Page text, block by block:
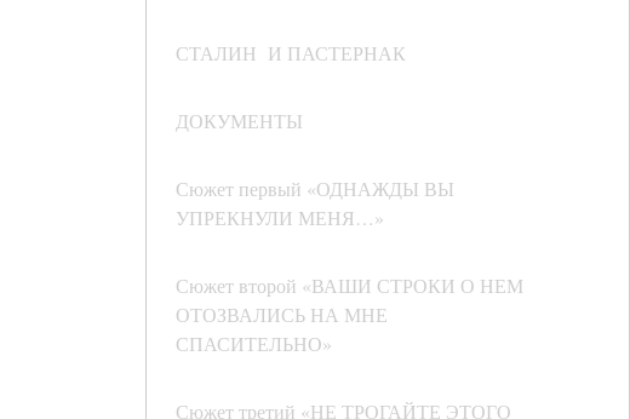
СТАЛИН И ПАСТЕРНАК
ДОКУМЕНТЫ
Сюжет первый «ОДНАЖДЫ ВЫ
УПРЕКНУЛИ МЕНЯ…»
Сюжет второй «ВАШИ СТРОКИ О НЕМ
ОТОЗВАЛИСЬ НА МНЕ
СПАСИТЕЛЬНО»
Сюжет третий «НЕ ТРОГАЙТЕ ЭТОГО